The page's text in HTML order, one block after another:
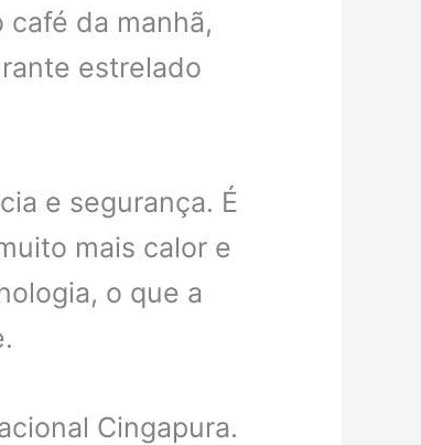
da manhã,
estrelado
e segurança. É
mais calor e
o que a
Cingapura.